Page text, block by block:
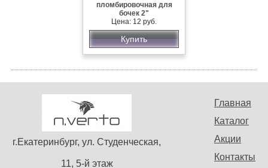
пломбировочная для
бочек 2"
Цена: 12 руб.
Купить
Главная
Каталог
Акции
Контакты
г.Екатеринбург, ул. Студенческая,
11, 5-й этаж